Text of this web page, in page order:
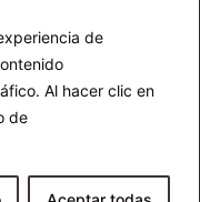
de
Al hacer clic en
de